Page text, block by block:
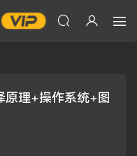
原理+操作系统+图